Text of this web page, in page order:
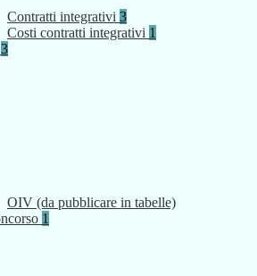
Contratti integrativi 3
Costi contratti integrativi 1
3
OIV (da pubblicare in tabelle)
1